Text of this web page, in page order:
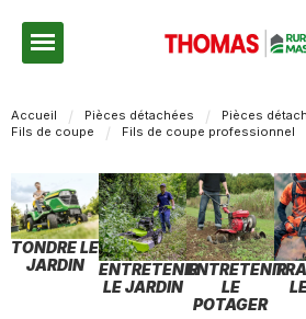
Accueil Pièces détachées
Pièces
Fils de coupe
Fils de coupe professionnel
TONDRE LE
JARDIN
ENTRETENIR
LE JARDIN
ENTRETENIR
LE
POTAGER